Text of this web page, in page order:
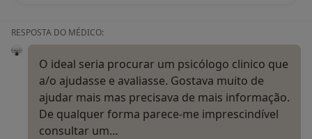
RESPOSTA DO MÉDICO:
O ideal seria procurar um psicólogo clinico que
a/o ajudasse e avaliasse. Gostava muito de
ajudar mais mas precisava de mais informação.
De qualquer forma parece-me imprescindível
consultar um…